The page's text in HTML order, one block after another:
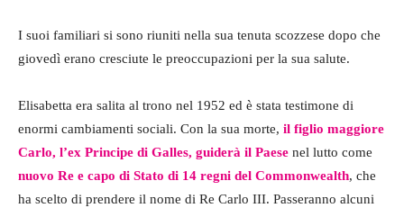
I suoi familiari si sono riuniti nella sua tenuta scozzese dopo che
giovedì erano cresciute le preoccupazioni per la sua salute.
Elisabetta era salita al trono nel 1952 ed è stata testimone di
enormi cambiamenti sociali. Con la sua morte, il figlio maggiore
Carlo, l’ex Principe di Galles, guiderà il Paese nel lutto come
nuovo Re e capo di Stato di 14 regni del Commonwealth, che
ha scelto di prendere il nome di Re Carlo III. Passeranno alcuni